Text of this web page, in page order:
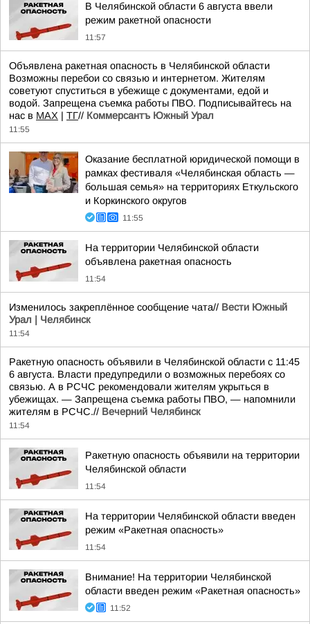
В Челябинской области 6 августа ввели
режим ракетной опасности
11:57
Объявлена ракетная опасность в Челябинской области
Возможны перебои со связью и интернетом. Жителям
советуют спуститься в убежище с документами, едой и
водой. Запрещена съемка работы ПВО. Подписывайтесь на
нас в MAХ | ТГ// Коммерсантъ Южный Урал
11:55
Оказание бесплатной юридической помощи в
рамках фестиваля «Челябинская область —
большая семья» на территориях Еткульского
и Коркинского округов
11:55
На территории Челябинской области
объявлена ракетная опасность
11:54
Изменилось закреплённое сообщение чата// Вести Южный
Урал | Челябинск
11:54
Ракетную опасность объявили в Челябинской области с 11:45
6 августа. Власти предупредили о возможных перебоях со
связью. А в РСЧС рекомендовали жителям укрыться в
убежищах. — Запрещена съемка работы ПВО, — напомнили
жителям в РСЧС.// Вечерний Челябинск
11:54
Ракетную опасность объявили на территории
Челябинской области
11:54
На территории Челябинской области введен
режим «Ракетная опасность»
11:54
Внимание! На территории Челябинской
области введен режим «Ракетная опасность»
11:52